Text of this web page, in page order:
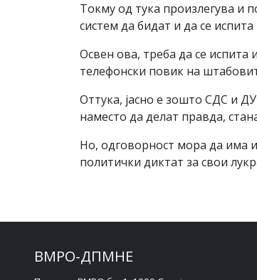
Токму од тука произлегува и
систем да бидат и да се
Освен ова, треба да се
телефонски повик на
Оттука, јасно е зошто СДС и
наместо да делат правда,
Но, одговорност мора да има
политички диктат за свои
ВМРО-ДПМНЕ